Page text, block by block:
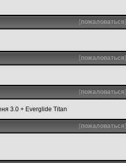
[пожаловаться]
[пожаловаться]
[пожаловаться]
3.0 + Everglide Titan
[пожаловаться]